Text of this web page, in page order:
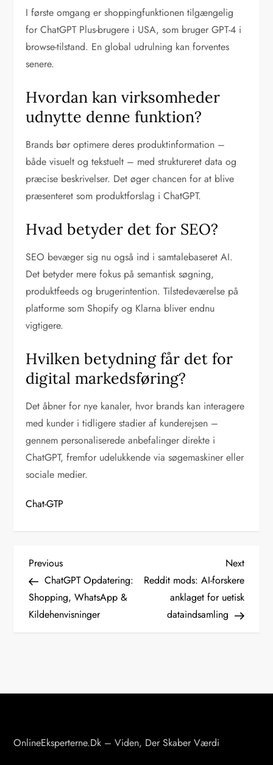
I første omgang er shoppingfunktionen tilgængelig
for ChatGPT Plus-brugere i USA, som bruger GPT-4 i
browse-tilstand. En global udrulning kan forventes
senere.
Hvordan kan virksomheder
udnytte denne funktion?
Brands bør optimere deres produktinformation –
både visuelt og tekstuelt – med struktureret data og
præcise beskrivelser. Det øger chancen for at blive
præsenteret som produktforslag i ChatGPT.
Hvad betyder det for SEO?
SEO bevæger sig nu også ind i samtalebaseret AI.
Det betyder mere fokus på semantisk søgning,
produktfeeds og brugerintention. Tilstedeværelse på
platforme som Shopify og Klarna bliver endnu
vigtigere.
Hvilken betydning får det for
digital markedsføring?
Det åbner for nye kanaler, hvor brands kan interagere
med kunder i tidligere stadier af kunderejsen –
gennem personaliserede anbefalinger direkte i
ChatGPT, fremfor udelukkende via søgemaskiner eller
sociale medier.
Chat-GTP
I
n
d
l
v
Previous
Post
Previous
ChatGPT Opdatering:
Shopping, WhatsApp &
Kildehenvisninger
Next
Post
Next
Reddit mods: AI-forskere
anklaget for uetisk
dataindsamling
OnlineEksperterne.dk – Viden, Der Skaber Værdi